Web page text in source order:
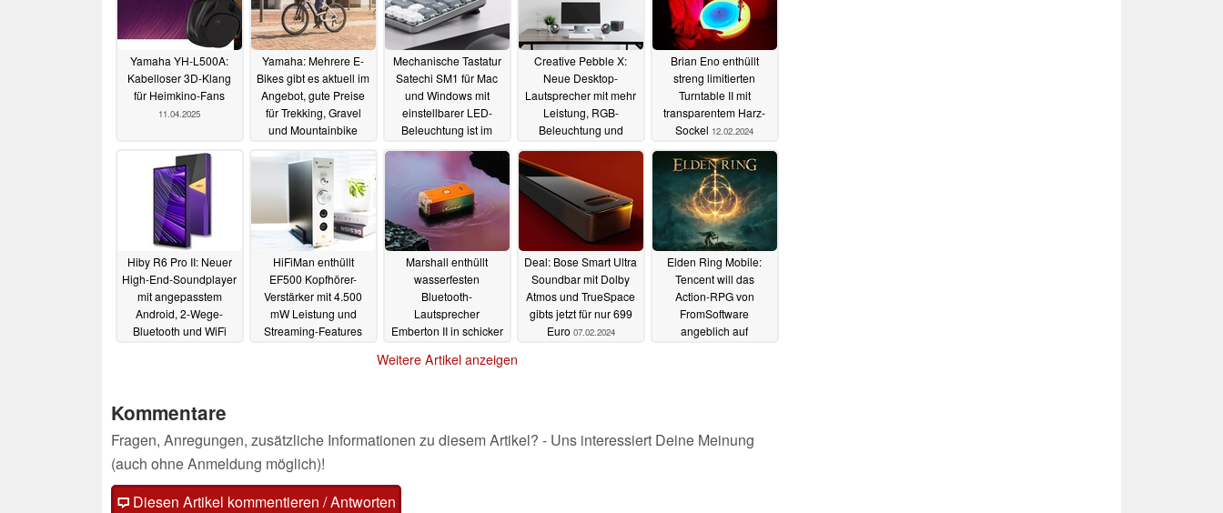
Yamaha YH-L500A:
Kabelloser 3D-Klang
für Heimkino-Fans
11.04.2025
Yamaha: Mehrere E-
Bikes gibt es aktuell im
Angebot, gute Preise
für Trekking, Gravel
und Mountainbike
30.11.2024
Mechanische Tastatur
Satechi SM1 für Mac
und Windows mit
einstellbarer LED-
Beleuchtung ist im
14.02.2024
Creative Pebble X:
Neue Desktop-
Lautsprecher mit mehr
Leistung, RGB-
Beleuchtung und
Brian Eno enthüllt
streng limitierten
Turntable II mit
transparentem Harz-
Sockel 12.02.2024
Hiby R6 Pro II: Neuer
High-End-Soundplayer
mit angepasstem
Android, 2-Wege-
Bluetooth und WiFi
HiFiMan enthüllt
EF500 Kopfhörer-
Verstärker mit 4.500
mW Leistung und
Streaming-Features
Marshall enthüllt
wasserfesten
Bluetooth-
Lautsprecher
Emberton II in schicker
08.02.2024
Deal: Bose Smart Ultra
Soundbar mit Dolby
Atmos und TrueSpace
gibts jetzt für nur 699
Euro 07.02.2024
Elden Ring Mobile:
Tencent will das
Action-RPG von
FromSoftware
angeblich auf
Weitere Artikel anzeigen
Kommentare
Fragen, Anregungen, zusätzliche Informationen zu diesem Artikel? - Uns interessiert Deine Meinung
(auch ohne Anmeldung möglich)!
Diesen Artikel kommentieren / Antworten